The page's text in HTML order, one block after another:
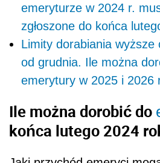
emeryturze w 2024 r.
zgłoszone do końca
Limity dorabiania wyższe
od grudnia. Ile można
emerytury w 2025 i 2026
Ile można dorobić do
końca lutego 2024